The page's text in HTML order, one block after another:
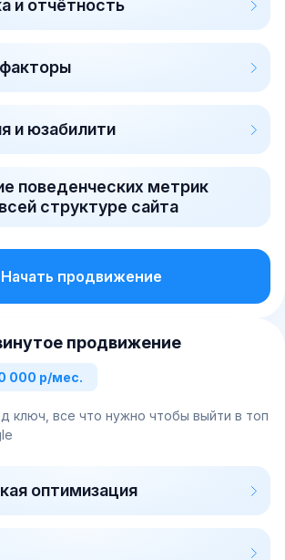
и отчётность
и юзабилити
поведенческих метрик
структуре сайта
Начать продвижение
продвижение
000 р/мес.
ключ, все что нужно чтобы выйти в топ
оптимизация